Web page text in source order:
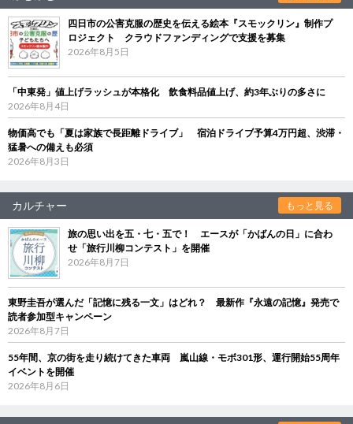
四日市の公害克服の歴史を伝える絵本『スモックリン』制作プ
ロジェクト クラウドファンディングで支援を募集
2026年8月5日
「中東発」値上げラッシュが本格化 飲食料品値上げ、約3年ぶりの多さに
2026年8月4日
物価高でも「夏は家族で長距離ドライブ」 宿泊ドライブ予算4万円超、渋滞・
猛暑への備えも必須
2026年8月3日
カルチャー もっと見る
旅の思い出を五・七・五で！ エースが「かばんの日」に合わ
せ「旅行川柳コンテスト」を開催
2026年8月7日
東野圭吾が選んだ「記憶に残る一文」はどれ？ 最新作『永遠の記憶』発売で
読者参加型キャンペーン
2026年8月7日
55年間、京の街を走り続けてきた車両 嵐山線・モボ301形、運行開始55周年
イベントを開催
2026年8月6日